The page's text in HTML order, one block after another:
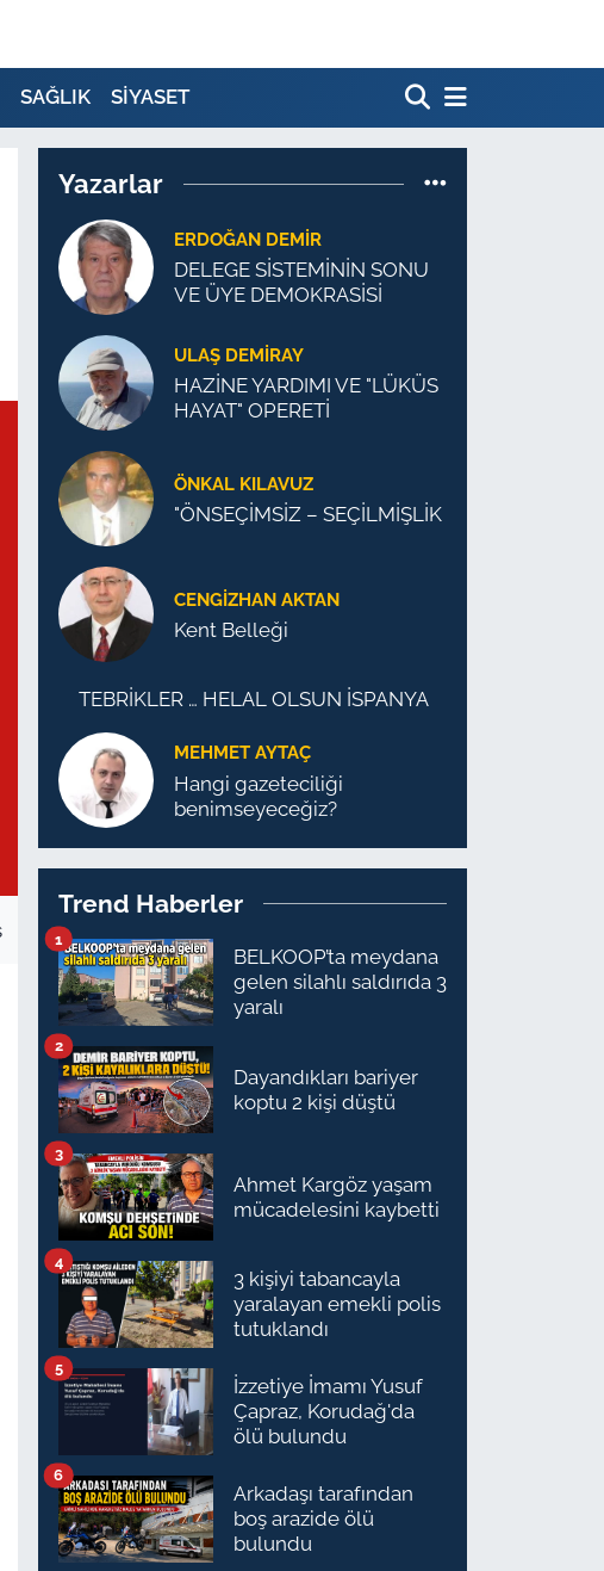
SAĞLIK SİYASET
Yazarlar
ERDOĞAN DEMIR
DELEGE SİSTEMİNİN SONU
VE ÜYE DEMOKRASİSİ
ULAŞ DEMİRAY
HAZİNE YARDIMI VE "LÜKÜS
HAYAT" OPERETİ
ÖNKAL KILAVUZ
"ÖNSEÇİMSİZ – SEÇİLMİŞLİK
CENGİZHAN AKTAN
Kent Belleği
TEBRİKLER … HELAL OLSUN İSPANYA
MEHMET AYTAÇ
Hangi gazeteciliği
benimseyeceğiz?
Trend Haberler
BELKOOP’ta meydana
gelen silahlı saldırıda 3
yaralı
1
Dayandıkları bariyer
koptu 2 kişi düştü
2
Ahmet Kargöz yaşam
mücadelesini kaybetti
3
3 kişiyi tabancayla
yaralayan emekli polis
tutuklandı
4
İzzetiye İmamı Yusuf
Çapraz, Korudağ'da
ölü bulundu
5
Arkadaşı tarafından
boş arazide ölü
bulundu
6